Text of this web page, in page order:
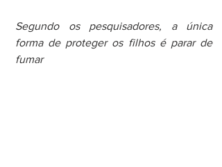
Segundo os pesquisadores, a única
forma de proteger os filhos é parar de
fumar